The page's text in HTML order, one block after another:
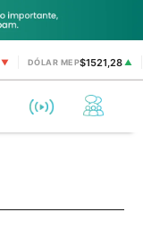
▼ DÓLAR MEP$1521,28▲